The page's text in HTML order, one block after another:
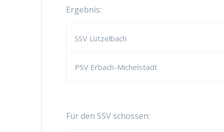
Ergebnis:
SSV Lützelbach
PSV Erbach-Michelstadt
Für den SSV schossen: